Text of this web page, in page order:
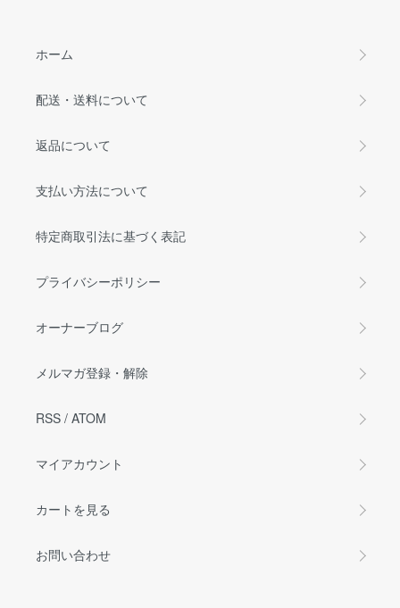
ホーム
配送・送料について
返品について
支払い方法について
特定商取引法に基づく表記
プライバシーポリシー
オーナーブログ
メルマガ登録・解除
RSS / ATOM
マイアカウント
カートを見る
お問い合わせ